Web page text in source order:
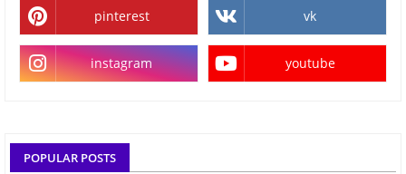
pinterest vk
instagram youtube
POPULAR POSTS